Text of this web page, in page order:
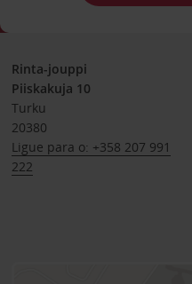
Rinta-jouppi
Piiskakuja 10
Turku
20380
Ligue para o: +358 207 991
222